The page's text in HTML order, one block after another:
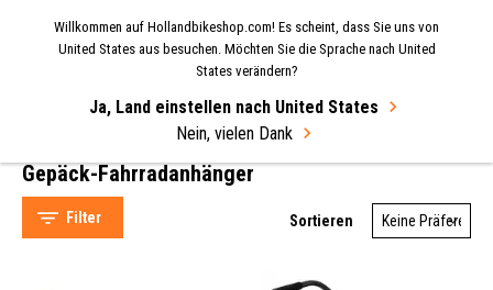
Select Language ▼
Willkommen auf Hollandbikeshop.com! Es scheint, dass Sie uns von
United States aus besuchen. Möchten Sie die Sprache nach United
States verändern?
Ja, Land einstellen nach United States
Nein, vielen Dank
Fahrradanhänger Gepäck Fahrradanhänger
Gepäck-Fahrradanhänger
Filter Sortieren